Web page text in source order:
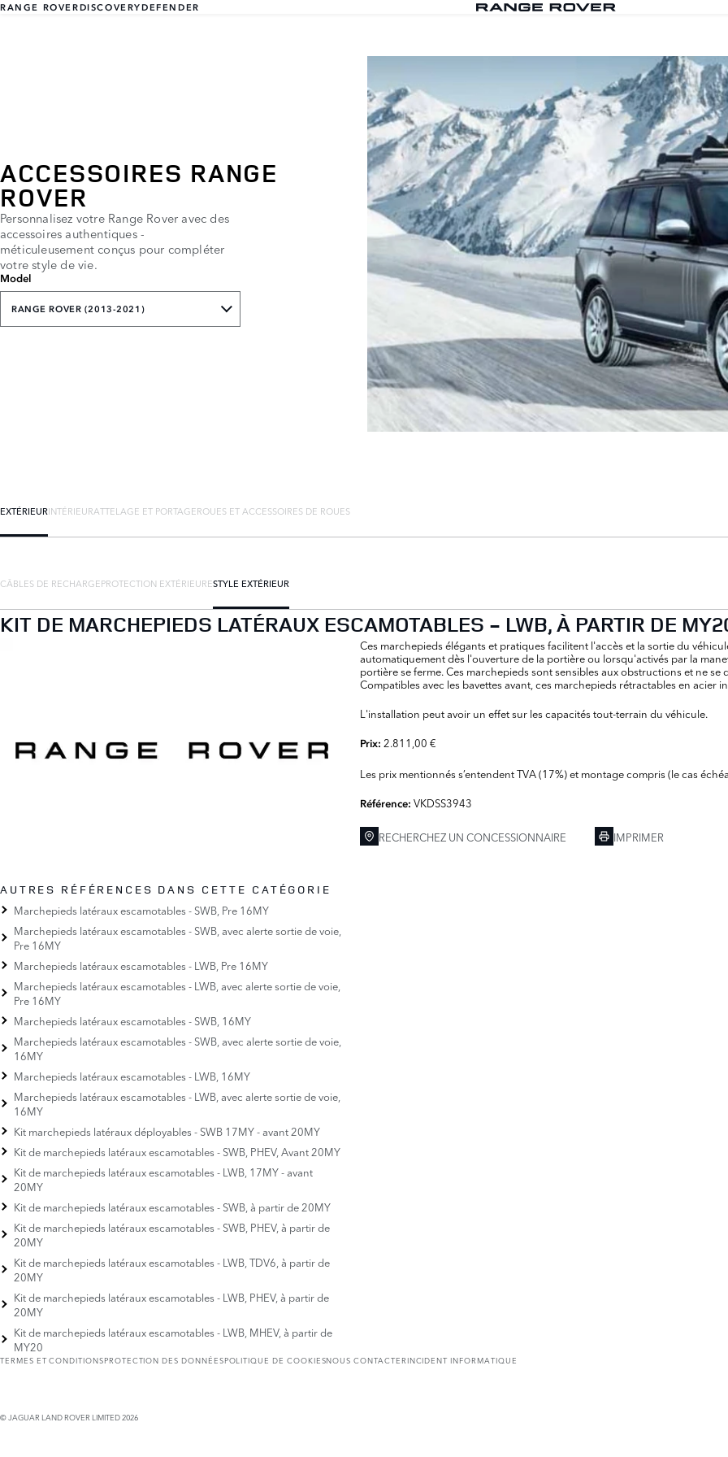
RANGE ROVERDISCOVERYDEFENDER
ACCESSOIRES RANGE
ROVER
Personnalisez votre Range Rover avec des
accessoires authentiques -
méticuleusement conçus pour compléter
votre style de vie.
Model
RANGE ROVER (2013-2021)
EXTÉRIEURINTÉRIEURATTELAGE ET PORTAGEROUES ET ACCESSOIRES DE ROUES
CÂBLES DE RECHARGEPROTECTION EXTÉRIEURESTYLE EXTÉRIEUR
KIT DE MARCHEPIEDS LATÉRAUX ESCAMOTABLES - LWB, À PARTIR DE
Ces marchepieds élégants et pratiques facilitent l'accès et la sortie du
automatiquement dès l'ouverture de la portière ou lorsqu'activés par la
portière se ferme. Ces marchepieds sont sensibles aux obstructions et ne
Compatibles avec les bavettes avant, ces marchepieds rétractables en acier
L'installation peut avoir un effet sur les capacités tout-terrain du véhicule.
Prix:2.811,00 €
Les prix mentionnés s’entendent TVA (17%) et montage compris (le cas
Référence:VKDSS3943
RECHERCHEZ UN CONCESSIONNAIRE IMPRIMER
AUTRES RÉFÉRENCES DANS CETTE CATÉGORIE
Marchepieds latéraux escamotables - SWB, Pre 16MY
Marchepieds latéraux escamotables - SWB, avec alerte sortie de voie,
Pre 16MY
Marchepieds latéraux escamotables - LWB, Pre 16MY
Marchepieds latéraux escamotables - LWB, avec alerte sortie de voie,
Pre 16MY
Marchepieds latéraux escamotables - SWB, 16MY
Marchepieds latéraux escamotables - SWB, avec alerte sortie de voie,
16MY
Marchepieds latéraux escamotables - LWB, 16MY
Marchepieds latéraux escamotables - LWB, avec alerte sortie de voie,
16MY
Kit marchepieds latéraux déployables - SWB 17MY - avant 20MY
Kit de marchepieds latéraux escamotables - SWB, PHEV, Avant 20MY
Kit de marchepieds latéraux escamotables - LWB, 17MY - avant
20MY
Kit de marchepieds latéraux escamotables - SWB, à partir de 20MY
Kit de marchepieds latéraux escamotables - SWB, PHEV, à partir de
20MY
Kit de marchepieds latéraux escamotables - LWB, TDV6, à partir de
20MY
Kit de marchepieds latéraux escamotables - LWB, PHEV, à partir de
20MY
Kit de marchepieds latéraux escamotables - LWB, MHEV, à partir de
MY20
TERMES ET CONDITIONSPROTECTION DES DONNÉESPOLITIQUE DE COOKIESNOUS CONTACTER INCIDENT INFORMATIQUE
© JAGUAR LAND ROVER LIMITED 2026